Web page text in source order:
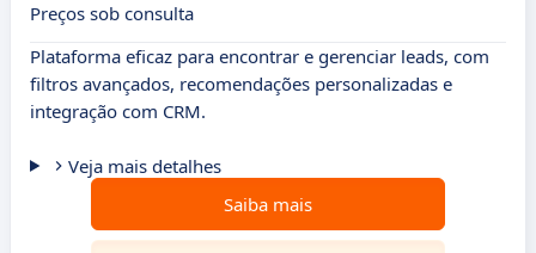
Preços sob consulta
Plataforma eficaz para encontrar e gerenciar leads, com
filtros avançados, recomendações personalizadas e
integração com CRM.
Veja mais detalhes
Saiba mais